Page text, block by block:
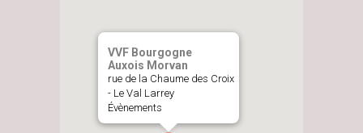
VVF Bourgogne
Auxois Morvan
rue de la Chaume des Croix
- Le Val Larrey
Évènements